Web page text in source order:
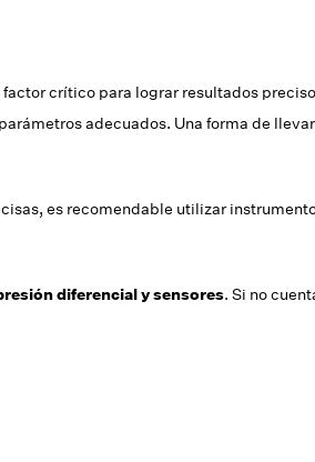
crítico para lograr resultados
adecuados. Una forma de
es recomendable utilizar
diferencial y sensores. Si no